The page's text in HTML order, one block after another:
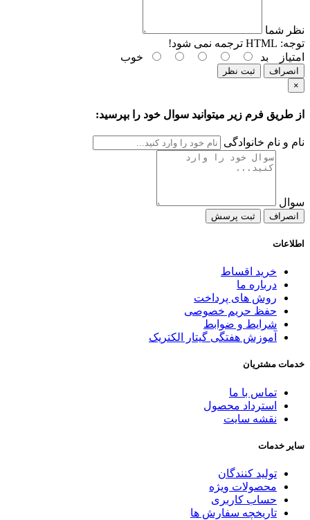
نظر شما
توجه:
امتیاز
بد خوب
انصراف
ثبت نظر
×
از طریق فرم زیر میتوانید سوال خود را بپرسید:
نام و نام خانوادگی
سوال
انصراف ثبت پرسش
اطلاعات
خرید اقساط
درباره ما
روش های پرداخت
حفظ حریم خصوصی
شرایط و ضوابط
آموزش هفتگی گیتار الکتریک
خدمات مشتریان
تماس با ما
استرداد محصول
نقشه سایت
سایر خدمات
تولید کنندگان
محصولات ویژه
حساب کاربری
تاریخچه سفارش ها